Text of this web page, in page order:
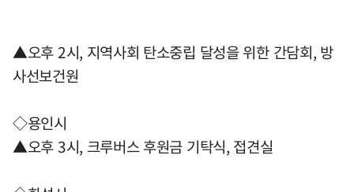
▲오후 2시, 지역사회 탄소중립 달성을 위한 간담회, 방
사선보건원
◇용인시
▲오후 3시, 크루버스 후원금 기탁식, 접견실